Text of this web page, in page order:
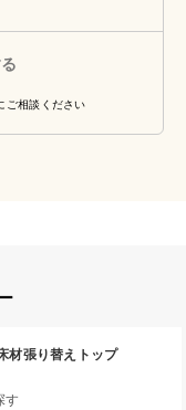
ご相談ください
材張り替えトップ
す